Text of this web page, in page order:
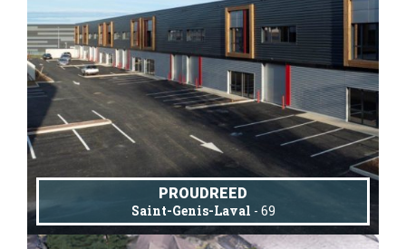
PROUDREED
Saint-Genis-Laval - 69